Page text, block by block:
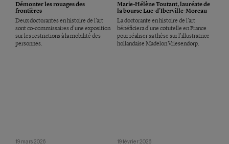
Démonter les rouages des
frontières
Deux doctorantes en histoire de l’art
sont co-commissaires d’une exposition
sur les restrictions à la mobilité des
personnes.
Marie-Hélène Toutant, lauréate de
la bourse Luc-d’Iberville-Moreau
La doctorante en histoire de l’art
bénéficiera d’une cotutelle en France
pour réaliser sa thèse sur l’illustratrice
hollandaise Madelon Vriesendorp.
19 mars 2026 19 février 2026